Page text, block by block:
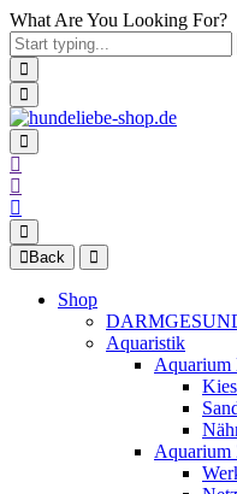
What Are You Looking For?
Back
Shop
Aquaristik
Aquarium
Kies
Aquarium